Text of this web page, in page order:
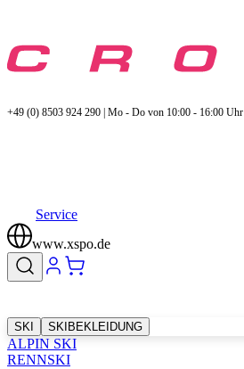
+49 (0) 8503 924 290 | Mo - Do von 10:00 - 16:00 Uhr
Service
www.xspo.de
SKI SKIBEKLEIDUNG
ALPIN SKI
RENNSKI